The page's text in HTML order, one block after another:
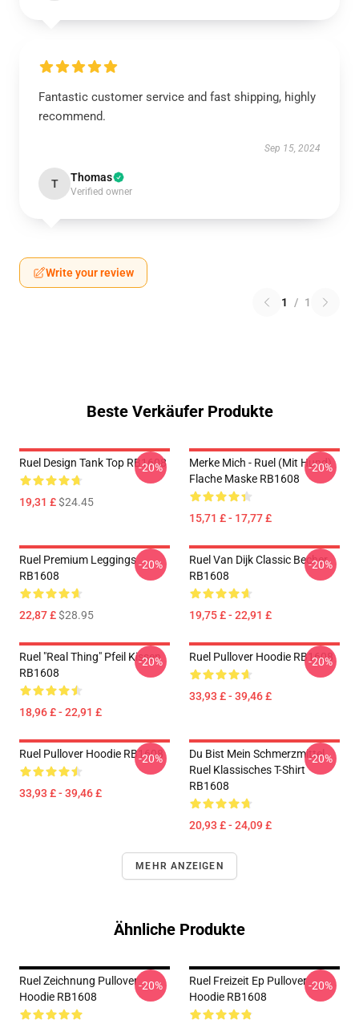
Fantastic customer service and fast shipping, highly
recommend.
Sep 15, 2024
T Thomas
Verified owner
Write your review
1 / 1
Beste Verkäufer Produkte
Ruel Design Tank Top RB1608
19,31 £$24.45
-20%
Merke Mich - Ruel (mit Hund)
Flache Maske RB1608
15,71 £ - 17,77 £
-20%
Ruel Premium Leggings
RB1608
22,87 £$28.95
-20%
Ruel Van Dijk Classic Becher
RB1608
19,75 £ - 22,91 £
-20%
Ruel "Real Thing" Pfeil Kissen
RB1608
18,96 £ - 22,91 £
-20% Ruel Pullover Hoodie RB1608
33,93 £ - 39,46 £
-20%
Ruel Pullover Hoodie RB1608
33,93 £ - 39,46 £
-20%
Du Bist Mein Schmerzmittel
Ruel Klassisches T-Shirt
RB1608
20,93 £ - 24,09 £
-20%
MEHR ANZEIGEN
Ähnliche Produkte
Ruel Zeichnung Pullover
Hoodie RB1608
-20%
Ruel Freizeit Ep Pullover
Hoodie RB1608
-20%